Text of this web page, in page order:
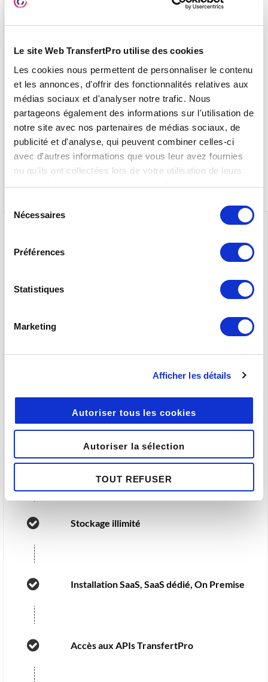
Le site Web TransfertPro utilise des cookies
Les cookies nous permettent de personnaliser le contenu
et les annonces, d'offrir des fonctionnalités relatives aux
médias sociaux et d'analyser notre trafic. Nous
partageons également des informations sur l'utilisation de
notre site avec nos partenaires de médias sociaux, de
publicité et d'analyse, qui peuvent combiner celles-ci
avec d'autres informations que vous leur avez fournies
ou qu'ils ont collectées lors de votre utilisation de leurs
services. Vous consentez à nos cookies si vous
Nécessaires
Préférences
Statistiques
Marketing
Afficher les détails
Autoriser tous les cookies
Autoriser la sélection
TOUT REFUSER
Option disponible
Pack Signatures elDas
Pas de taille limite d'envoi
Stockage illimité
Installation SaaS, SaaS dédié, On Premise
Accès aux APIs TransfertPro